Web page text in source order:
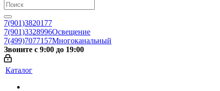
7(901)3820177
7(901)3328996Освещение
7(499)7077157Многоканальный
Звоните с 9:00 до 19:00
Каталог